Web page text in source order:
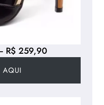
R$ 259,90
AQUI